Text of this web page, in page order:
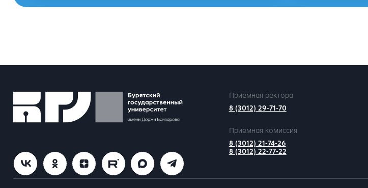
Приемная ректора
8 (3012) 29-71-70
Приемная комиссия
8 (3012) 21-74-26
8 (3012) 22-77-22